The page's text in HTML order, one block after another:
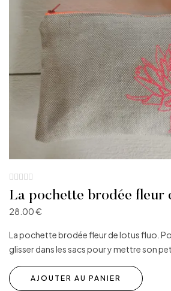
La pochette brodée fleur
28.00€
La pochette brodée fleur de lotus fluo.
glisser dans les sacs pour y mettre son
AJOUTER AU PANIER